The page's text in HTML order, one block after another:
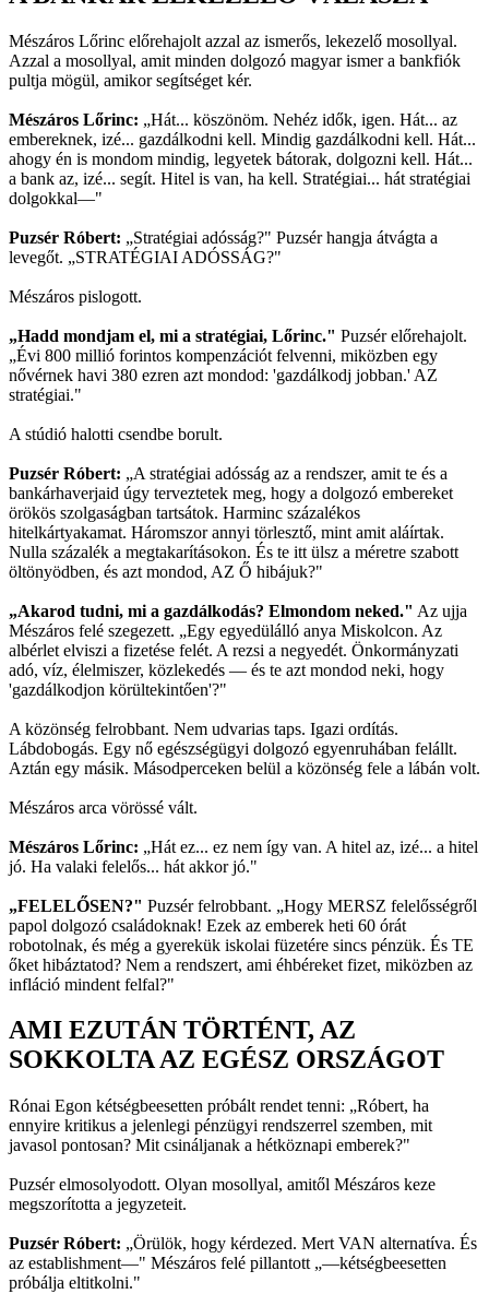
Mészáros Lőrinc előrehajolt azzal az ismerős, lekezelő mosollyal.
Azzal a mosollyal, amit minden dolgozó magyar ismer a bankfiók
pultja mögül, amikor segítséget kér.
Mészáros Lőrinc: „Hát... köszönöm. Nehéz idők, igen. Hát... az
embereknek, izé... gazdálkodni kell. Mindig gazdálkodni kell. Hát...
ahogy én is mondom mindig, legyetek bátorak, dolgozni kell. Hát...
a bank az, izé... segít. Hitel is van, ha kell. Stratégiai... hát stratégiai
dolgokkal—"
Puzsér Róbert: „Stratégiai adósság?" Puzsér hangja átvágta a
levegőt. „STRATÉGIAI ADÓSSÁG?"
Mészáros pislogott.
„Hadd mondjam el, mi a stratégiai, Lőrinc." Puzsér előrehajolt.
„Évi 800 millió forintos kompenzációt felvenni, miközben egy
nővérnek havi 380 ezren azt mondod: 'gazdálkodj jobban.' AZ
stratégiai."
A stúdió halotti csendbe borult.
Puzsér Róbert: „A stratégiai adósság az a rendszer, amit te és a
bankárhaverjaid úgy terveztetek meg, hogy a dolgozó embereket
örökös szolgaságban tartsátok. Harminc százalékos
hitelkártyakamat. Háromszor annyi törlesztő, mint amit aláírtak.
Nulla százalék a megtakarításokon. És te itt ülsz a méretre szabott
öltönyödben, és azt mondod, AZ Ő hibájuk?"
„Akarod tudni, mi a gazdálkodás? Elmondom neked." Az ujja
Mészáros felé szegezett. „Egy egyedülálló anya Miskolcon. Az
albérlet elviszi a fizetése felét. A rezsi a negyedét. Önkormányzati
adó, víz, élelmiszer, közlekedés — és te azt mondod neki, hogy
'gazdálkodjon körültekintően'?"
A közönség felrobbant. Nem udvarias taps. Igazi ordítás.
Lábdobogás. Egy nő egészségügyi dolgozó egyenruhában felállt.
Aztán egy másik. Másodperceken belül a közönség fele a lábán volt.
Mészáros arca vörössé vált.
Mészáros Lőrinc: „Hát ez... ez nem így van. A hitel az, izé... a hitel
jó. Ha valaki felelős... hát akkor jó."
„FELELŐSEN?" Puzsér felrobbant. „Hogy MERSZ felelősségről
papol dolgozó családoknak! Ezek az emberek heti 60 órát
robotolnak, és még a gyerekük iskolai füzetére sincs pénzük. És TE
őket hibáztatod? Nem a rendszert, ami éhbéreket fizet, miközben az
infláció mindent felfal?"
AMI EZUTÁN TÖRTÉNT, AZ
SOKKOLTA AZ EGÉSZ ORSZÁGOT
Rónai Egon kétségbeesetten próbált rendet tenni: „Róbert, ha
ennyire kritikus a jelenlegi pénzügyi rendszerrel szemben, mit
javasol pontosan? Mit csináljanak a hétköznapi emberek?"
Puzsér elmosolyodott. Olyan mosollyal, amitől Mészáros keze
megszorította a jegyzeteit.
Puzsér Róbert: „Örülök, hogy kérdezed. Mert VAN alternatíva. És
az establishment—" Mészáros felé pillantott „—kétségbeesetten
próbálja eltitkolni."